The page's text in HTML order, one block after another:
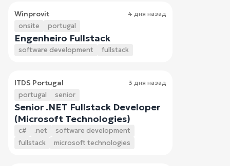
Winprovit 4 дня назад
onsite portugal
Engenheiro Fullstack
software development fullstack
ITDS Portugal 3 дня назад
portugal senior
Senior .NET Fullstack Developer
(Microsoft Technologies)
c# .net
software development
fullstack
microsoft technologies